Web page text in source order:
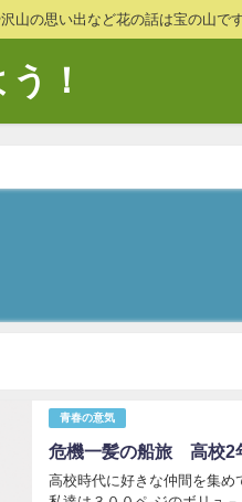
山の思い出など花の話は宝の山で
！
青春の意気
危機一髪の船旅 高校2
高校時代に好きな仲間を集